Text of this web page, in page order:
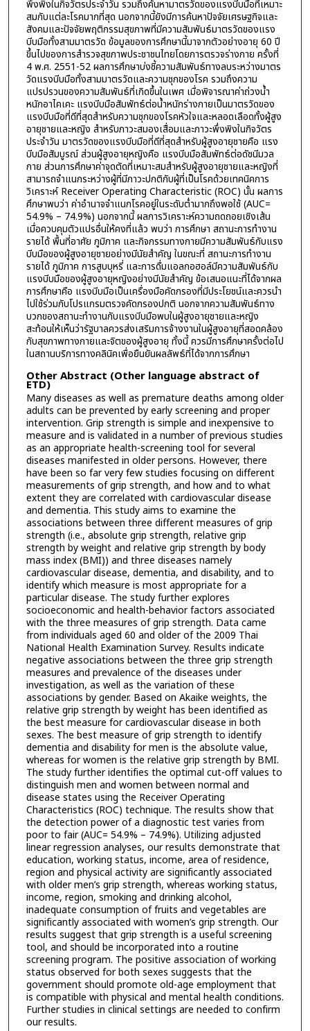
พึ่งพิงในกิจวัตรประจำวัน รวมถึงค้นหามาตรวัดของแรงบีบมือที่เหมาะ
สมกับแต่ละโรคมากที่สุด นอกจากนี้ยังมีการค้นหาปัจจัยเศรษฐกิจและ
สังคมและปัจจัยพฤติกรรมสุขภาพที่มีความสัมพันธ์มาตรวัดของแรง
บีบมือทั้งสามมาตรวัด ข้อมูลของการศึกษานี้มาจากตัวอย่างอายุ 60 ปี
ขึ้นไปของการสำรวจสุขภาพประชาชนไทยโดยการตรวจร่างกาย ครั้งที่
4 พ.ศ. 2551-52 ผลการศึกษาบ่งชี้ความสัมพันธ์ทางลบระหว่างมาตร
วัดแรงบีบมือทั้งสามมาตรวัดและความชุกของโรค รวมถึงความ
แปรปรวนของความสัมพันธ์ที่เกิดขึ้นในเพศ เมื่อพิจารณาค่าถ่วงน้ำ
หนักอาไคเคะ แรงบีบมือสัมพัทธ์ต่อน้ำหนักร่างกายเป็นมาตรวัดของ
แรงบีบมือที่ดีที่สุดสำหรับความชุกของโรคหัวใจและหลอดเลือดทั้งผู้สูง
อายุชายและหญิง สำหรับภาวะสมองเสื่อมและภาวะพึ่งพิงในกิจวัตร
ประจำวัน มาตรวัดของแรงบีบมือที่ดีที่สุดสำหรับผู้สูงอายุชายคือ แรง
บีบมือสัมบูรณ์ ส่วนผู้สูงอายุหญิงคือ แรงบีบมือสัมพัทธ์ต่อดัชนีมวล
กาย ส่วนการศึกษาค่าจุดตัดที่เหมาะสมสำหรับผู้สูงอายุชายและหญิงที่
สามารถจำแนกระหว่างผู้ที่มีภาวะปกติกับผู้ที่เป็นโรคด้วยเทคนิคการ
วิเคราะห์ Receiver Operating Characteristic (ROC) นั้น ผลการ
ศึกษาพบว่า ค่าอำนาจจำแนกโรคอยู่ในระดับต่ำมากถึงพอใช้ (AUC=
54.9% – 74.9%) นอกจากนี้ ผลการวิเคราะห์ความถดถอยเชิงเส้น
เมื่อควบคุมตัวแปรอื่นให้คงที่แล้ว พบว่า การศึกษา สถานะการทำงาน
รายได้ พื้นที่อาศัย ภูมิภาค และกิจกรรมทางกายมีความสัมพันธ์กับแรง
บีบมือของผู้สูงอายุชายอย่างมีนัยสำคัญ ในขณะที่ สถานะการทำงาน
รายได้ ภูมิภาค การสูบบุหรี่ และการดื่มแอลกอฮอล์มีความสัมพันธ์กับ
แรงบีบมือของผู้สูงอายุหญิงอย่างมีนัยสำคัญ ข้อเสนอแนะที่ได้จากผล
การศึกษาคือ แรงบีบมือเป็นเครื่องมือคัดกรองที่มีประโยชน์และควรนำ
ไปใช้ร่วมกับโปรแกรมตรวจคัดกรองปกติ นอกจากความสัมพันธ์ทาง
บวกของสถานะทำงานกับแรงบีบมือพบในผู้สูงอายุชายและหญิง
สะท้อนให้เห็นว่ารัฐบาลควรส่งเสริมการจ้างงานในผู้สูงอายุที่สอดคล้อง
กับสุขภาพทางกายและจิตของผู้สูงอายุ ทั้งนี้ ควรมีการศึกษาครั้งต่อไป
ในสถานบริการทางคลินิคเพื่อยืนยันผลลัพธ์ที่ได้จากการศึกษา
Other Abstract (Other language abstract of
ETD)
Many diseases as well as premature deaths among older
adults can be prevented by early screening and proper
intervention. Grip strength is simple and inexpensive to
measure and is validated in a number of previous studies
as an appropriate health-screening tool for several
diseases manifested in older persons. However, there
have been so far very few studies focusing on different
measurements of grip strength, and how and to what
extent they are correlated with cardiovascular disease
and dementia. This study aims to examine the
associations between three different measures of grip
strength (i.e., absolute grip strength, relative grip
strength by weight and relative grip strength by body
mass index (BMI)) and three diseases namely
cardiovascular disease, dementia, and disability, and to
identify which measure is most appropriate for a
particular disease. The study further explores
socioeconomic and health-behavior factors associated
with the three measures of grip strength. Data came
from individuals aged 60 and older of the 2009 Thai
National Health Examination Survey. Results indicate
negative associations between the three grip strength
measures and prevalence of the diseases under
investigation, as well as the variation of these
associations by gender. Based on Akaike weights, the
relative grip strength by weight has been identified as
the best measure for cardiovascular disease in both
sexes. The best measure of grip strength to identify
dementia and disability for men is the absolute value,
whereas for women is the relative grip strength by BMI.
The study further identifies the optimal cut-off values to
distinguish men and women between normal and
disease states using the Receiver Operating
Characteristics (ROC) technique. The results show that
the detection power of a diagnostic test varies from
poor to fair (AUC= 54.9% – 74.9%). Utilizing adjusted
linear regression analyses, our results demonstrate that
education, working status, income, area of residence,
region and physical activity are significantly associated
with older men’s grip strength, whereas working status,
income, region, smoking and drinking alcohol,
inadequate consumption of fruits and vegetables are
significantly associated with women’s grip strength. Our
results suggest that grip strength is a useful screening
tool, and should be incorporated into a routine
screening program. The positive association of working
status observed for both sexes suggests that the
government should promote old-age employment that
is compatible with physical and mental health conditions.
Further studies in clinical settings are needed to confirm
our results.